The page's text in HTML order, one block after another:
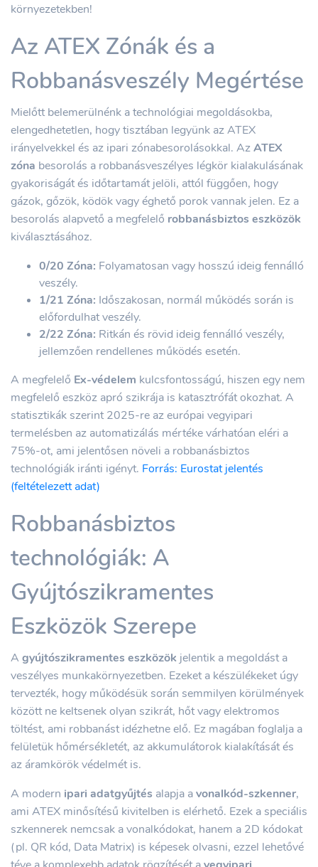
környezetekben!
Az ATEX Zónák és a
Robbanásveszély Megértése
Mielőtt belemerülnénk a technológiai megoldásokba,
elengedhetetlen, hogy tisztában legyünk az ATEX
irányelvekkel és az ipari zónabesorolásokkal. AzATEX
zóna besorolás a robbanásveszélyes légkör kialakulásának
gyakoriságát és időtartamát jelöli, attól függően, hogy
gázok, gőzök, ködök vagy éghető porok vannak jelen. Ez a
besorolás alapvető a megfelelő robbanásbiztos eszközök
kiválasztásához.
0/20 Zóna: Folyamatosan vagy hosszú ideig fennálló
veszély.
1/21 Zóna: Időszakosan, normál működés során is
előfordulhat veszély.
2/22 Zóna: Ritkán és rövid ideig fennálló veszély,
jellemzően rendellenes működés esetén.
A megfelelő Ex-védelem kulcsfontosságú, hiszen egy nem
megfelelő eszköz apró szikrája is katasztrófát okozhat. A
statisztikák szerint 2025-re az európai vegyipari
termelésben az automatizálás mértéke várhatóan eléri a
75%-ot, ami jelentősen növeli a robbanásbiztos
technológiák iránti igényt. Forrás: Eurostat jelentés
(feltételezett adat)
Robbanásbiztos
technológiák: A
Gyújtószikramentes
Eszközök Szerepe
A gyújtószikramentes eszközök jelentik a megoldást a
veszélyes munkakörnyezetben. Ezeket a készülékeket úgy
tervezték, hogy működésük során semmilyen körülmények
között ne keltsenek olyan szikrát, hőt vagy elektromos
töltést, ami robbanást idézhetne elő. Ez magában foglalja a
felületük hőmérsékletét, az akkumulátorok kialakítását és
az áramkörök védelmét is.
A modern ipari adatgyűjtés alapja avonalkód-szkenner,
ami ATEX minősítésű kivitelben is elérhető. Ezek a speciális
szkennerek nemcsak a vonalkódokat, hanem a 2D kódokat
(pl. QR kód, Data Matrix) is képesek olvasni, ezzel lehetővé